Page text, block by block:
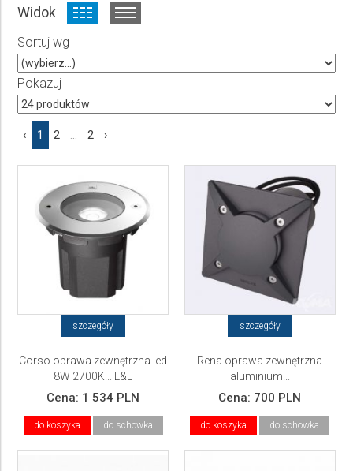
Producent
Wybierz producenta
Cena
Widok
Sortuj wg
Pokazuj
‹ 1 2 ... 2 ›
szczegóły
Corso oprawa zewnętrzna led
8W 2700K... L&L
Cena: 1 534 PLN
do koszyka do schowka
szczegóły
Rena oprawa zewnętrzna
aluminium...
Cena: 700 PLN
do koszyka do schowka